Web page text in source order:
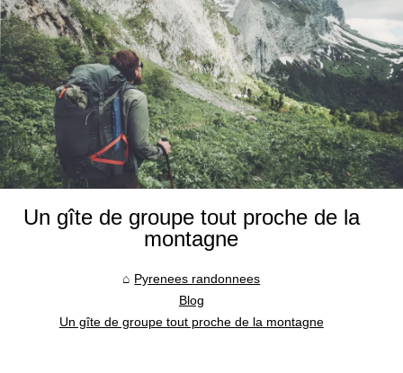
Un gîte de groupe tout proche de la
montagne
Pyrenees randonnees
Blog
Un gîte de groupe tout proche de la montagne